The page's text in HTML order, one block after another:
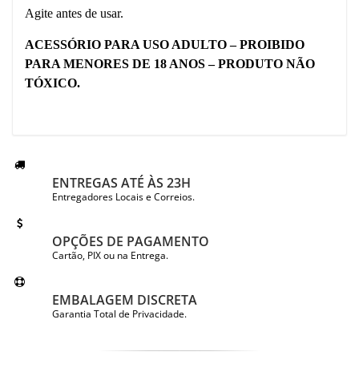
Agite antes de usar.
ACESSÓRIO PARA USO ADULTO – PROIBIDO
PARA MENORES DE 18 ANOS – PRODUTO NÃO
TÓXICO.
ENTREGAS ATÉ ÀS 23H
Entregadores Locais e Correios.
OPÇÕES DE PAGAMENTO
Cartão, PIX ou na Entrega.
EMBALAGEM DISCRETA
Garantia Total de Privacidade.